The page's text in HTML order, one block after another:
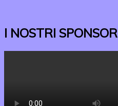
I NOSTRI SPONSOR